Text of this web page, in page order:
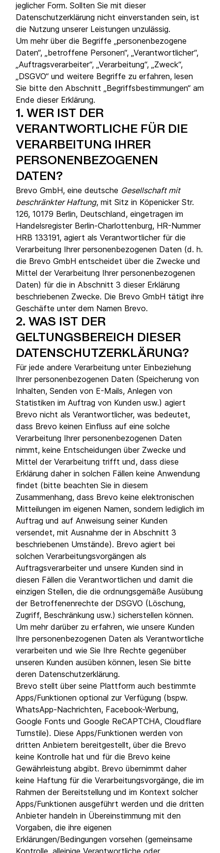
jeglicher Form. Sollten Sie mit dieser
Datenschutzerklärung nicht einverstanden sein, ist
die Nutzung unserer Leistungen unzulässig.
Um mehr über die Begriffe „personenbezogene
Daten“, „betroffene Personen“, „Verantwortlicher“,
„Auftragsverarbeiter“, „Verarbeitung“, „Zweck“,
„DSGVO“ und weitere Begriffe zu erfahren, lesen
Sie bitte den Abschnitt „Begriffsbestimmungen“ am
Ende dieser Erklärung.
1. WER IST DER
VERANTWORTLICHE FÜR DIE
VERARBEITUNG IHRER
PERSONENBEZOGENEN
DATEN?
Brevo GmbH, eine deutsche Gesellschaft mit
beschränkter Haftung, mit Sitz in Köpenicker Str.
126, 10179 Berlin, Deutschland, eingetragen im
Handelsregister Berlin-Charlottenburg, HR-Nummer
HRB 133191, agiert als Verantwortlicher für die
Verarbeitung Ihrer personenbezogenen Daten (d. h.
die Brevo GmbH entscheidet über die Zwecke und
Mittel der Verarbeitung Ihrer personenbezogenen
Daten) für die in Abschnitt 3 dieser Erklärung
beschriebenen Zwecke. Die Brevo GmbH tätigt ihre
Geschäfte unter dem Namen Brevo.
2. WAS IST DER
GELTUNGSBEREICH DIESER
DATENSCHUTZERKLÄRUNG?
Für jede andere Verarbeitung unter Einbeziehung
Ihrer personenbezogenen Daten (Speicherung von
Inhalten, Senden von E-Mails, Anlegen von
Statistiken im Auftrag von Kunden usw.) agiert
Brevo nicht als Verantwortlicher, was bedeutet,
dass Brevo keinen Einfluss auf eine solche
Verarbeitung Ihrer personenbezogenen Daten
nimmt, keine Entscheidungen über Zwecke und
Mittel der Verarbeitung trifft und, dass diese
Erklärung daher in solchen Fällen keine Anwendung
findet (bitte beachten Sie in diesem
Zusammenhang, dass Brevo keine elektronischen
Mitteilungen im eigenen Namen, sondern lediglich im
Auftrag und auf Anweisung seiner Kunden
versendet, mit Ausnahme der in Abschnitt 3
beschriebenen Umstände). Brevo agiert bei
solchen Verarbeitungsvorgängen als
Auftragsverarbeiter und unsere Kunden sind in
diesen Fällen die Verantwortlichen und damit die
einzigen Stellen, die die ordnungsgemäße Ausübung
der Betroffenenrechte der DSGVO (Löschung,
Zugriff, Beschränkung usw.) sicherstellen können.
Um mehr darüber zu erfahren, wie unsere Kunden
Ihre personenbezogenen Daten als Verantwortliche
verarbeiten und wie Sie Ihre Rechte gegenüber
unseren Kunden ausüben können, lesen Sie bitte
deren Datenschutzerklärung.
Brevo stellt über seine Plattform auch bestimmte
Apps/Funktionen optional zur Verfügung (bspw.
WhatsApp-Nachrichten, Facebook-Werbung,
Google Fonts und Google ReCAPTCHA, Cloudflare
Turnstile). Diese Apps/Funktionen werden von
dritten Anbietern bereitgestellt, über die Brevo
keine Kontrolle hat und für die Brevo keine
Gewährleistung abgibt. Brevo übernimmt daher
keine Haftung für die Verarbeitungsvorgänge, die im
Rahmen der Bereitstellung und im Kontext solcher
Apps/Funktionen ausgeführt werden und die dritten
Anbieter handeln in Übereinstimmung mit den
Vorgaben, die ihre eigenen
Erklärungen/Bedingungen vorsehen (gemeinsame
Kontrolle, alleinige Verantwortliche oder